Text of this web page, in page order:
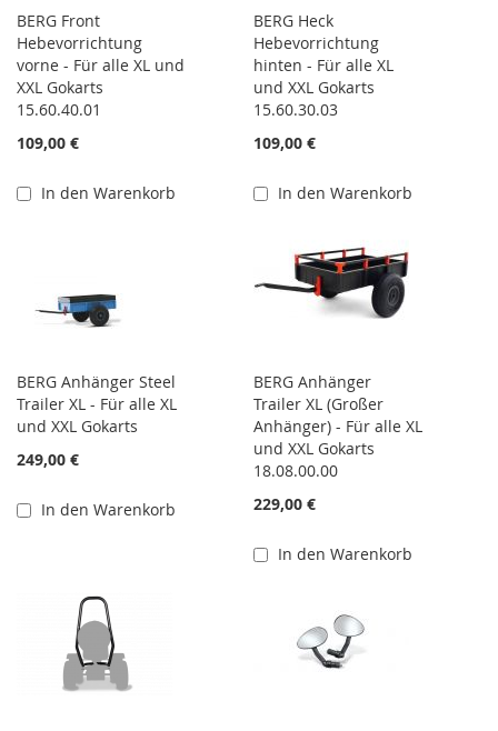
BERG Front
Hebevorrichtung
vorne - Für alle XL und
XXL Gokarts
15.60.40.01
109,00 €
In den Warenkorb
BERG Heck
Hebevorrichtung
hinten - Für alle XL
und XXL Gokarts
15.60.30.03
109,00 €
In den Warenkorb
BERG Anhänger Steel
Trailer XL - Für alle XL
und XXL Gokarts
249,00 €
In den Warenkorb
BERG Anhänger
Trailer XL (Großer
Anhänger) - Für alle XL
und XXL Gokarts
18.08.00.00
229,00 €
In den Warenkorb